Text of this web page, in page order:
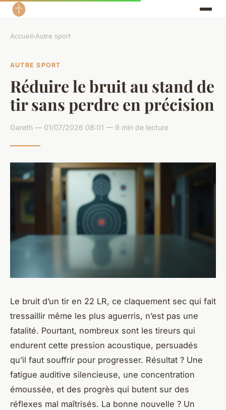
Accueil›Autre sport
AUTRE SPORT
Réduire le bruit au stand de
tir sans perdre en précision
Gareth — 01/07/2026 08:01 — 9 min de lecture
Le bruit d’un tir en 22 LR, ce claquement sec qui fait
tressaillir même les plus aguerris, n’est pas une
fatalité. Pourtant, nombreux sont les tireurs qui
endurent cette pression acoustique, persuadés
qu’il faut souffrir pour progresser. Résultat ? Une
fatigue auditive silencieuse, une concentration
émoussée, et des progrès qui butent sur des
réflexes mal maîtrisés. La bonne nouvelle ? Un